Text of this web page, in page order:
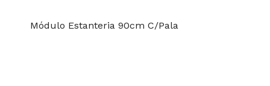
Módulo Estanteria 90cm C/Pala